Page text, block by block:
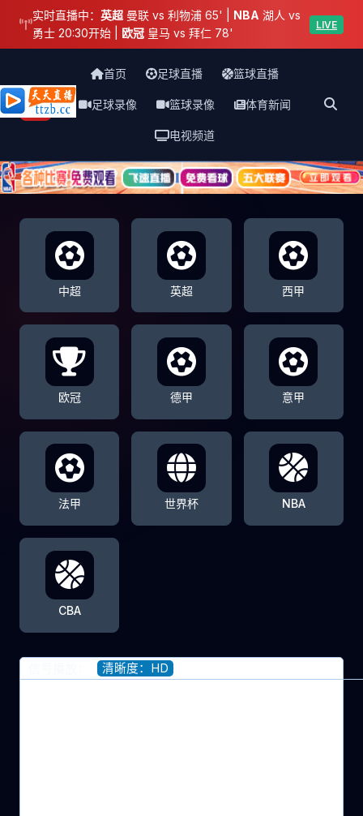
实时直播中： 英超 曼联 vs 利物浦 65' | NBA 湖人 vs
勇士 20:30开始 | 欧冠 皇马 vs 拜仁 78'
LIVE
天天直播网
首页 足球直播 篮球直播
足球录像 篮球录像 体育新闻
电视频道
中超 英超 西甲
欧冠 德甲 意甲
法甲 世界杯 NBA
CBA
清晰度：HD